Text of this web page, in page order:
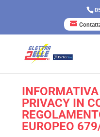
PRIVACY IN
EUROPEO